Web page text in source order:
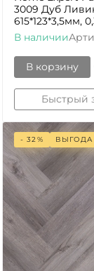
3009 Дуб
615*123*3,5мм,
В наличии
В корзину
Быстрый
- 32% ВЫГОДА